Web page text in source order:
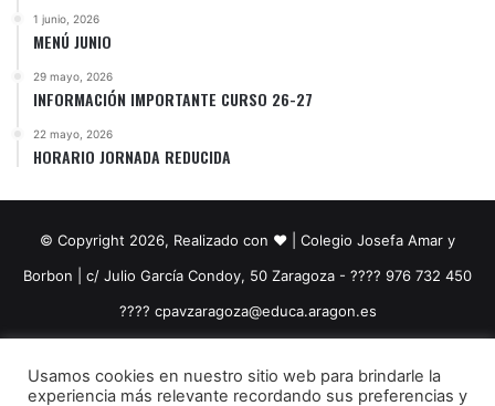
1 junio, 2026
MENÚ JUNIO
29 mayo, 2026
INFORMACIÓN IMPORTANTE CURSO 26-27
22 mayo, 2026
HORARIO JORNADA REDUCIDA
© Copyright 2026, Realizado con ❤️ | Colegio Josefa Amar y
Borbon | c/ Julio García Condoy, 50 Zaragoza - ???? 976 732 450
????​ cpavzaragoza@educa.aragon.es
FacebookYouTubeInstagram
Usamos cookies en nuestro sitio web para brindarle la
experiencia más relevante recordando sus preferencias y